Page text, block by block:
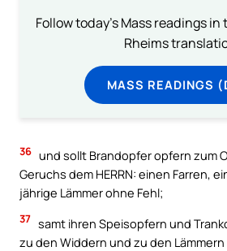
Follow today's Mass readings in
Rheims
MASS READINGS
36 und sollt Brandopfer opfern zum
Geruchs dem HERRN: einen Farren,
jährige Lämmer ohne Fehl;
37 samt ihren Speisopfern und
zu den Widdern und zu den Lämmern